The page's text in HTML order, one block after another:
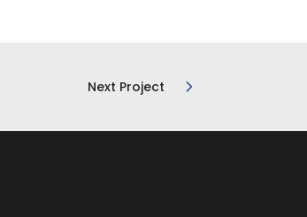
Next Project